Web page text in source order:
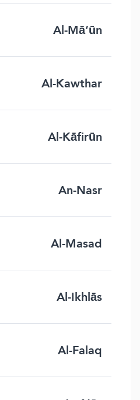
Al-Mā‘ūn
Al-Kawthar
Al-Kāfirūn
An-Nasr
Al-Masad
Al-Ikhlās
Al-Falaq